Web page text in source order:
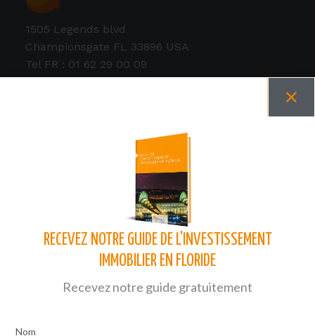
1505 Legends blvd
Championsgate FL 33896 USA
Tel FR : 01 62 29 00 09
Plan du site
Nos types de bien
RECEVEZ NOTRE GUIDE DE L'INVESTISSEMENT
IMMOBILIER EN FLORIDE
Recevez notre guide gratuitement
Nom